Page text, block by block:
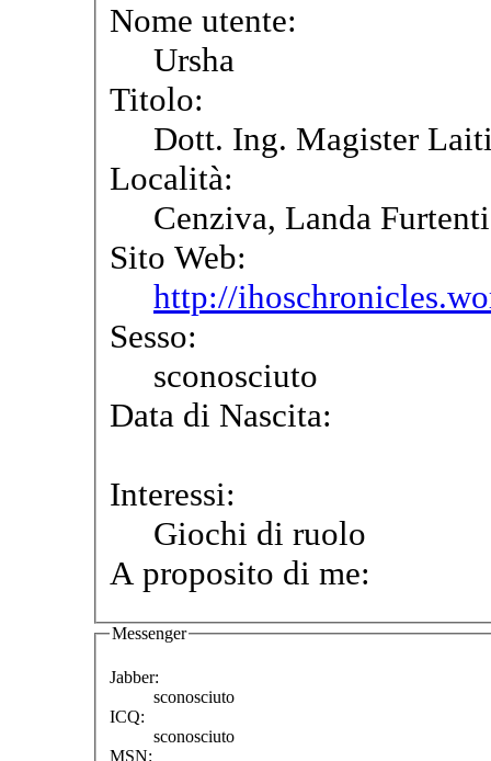
Nome utente:
Ursha
Titolo:
Dott. Ing. Magister
Località:
Cenziva, Landa
Sito Web:
http://
Sesso:
sconosciuto
Data di Nascita:
Interessi:
Giochi di ruolo
A proposito di me:
Messenger
Jabber:
sconosciuto
ICQ:
sconosciuto
MSN: